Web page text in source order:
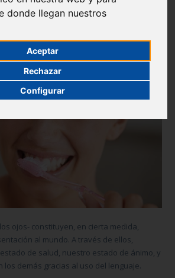
donde llegan nuestros
Aceptar
Rechazar
Configurar
de la Salud Bucal
ojos- constituyen, en cierta medida,
al mundo. A través de ellos,
de salud, nuestro estado de ánimo, y
los demás gracias al uso del lenguaje.